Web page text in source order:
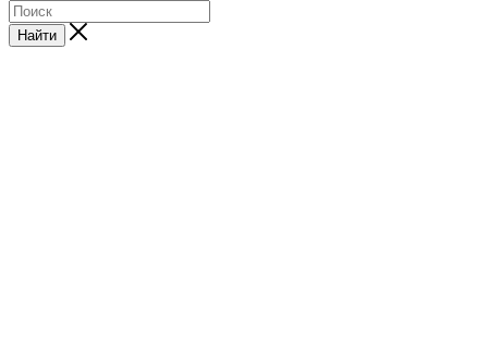
Найти